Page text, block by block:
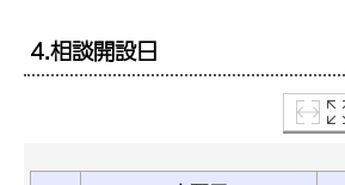
4.相談開設日